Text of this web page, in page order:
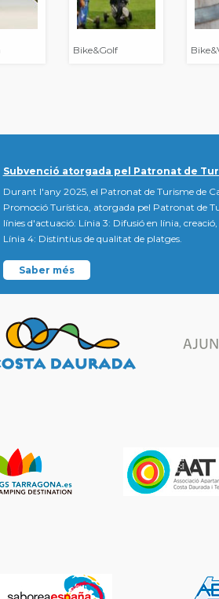
Bike&Golf
Subvenció atorgada pel Patronat de
Durant l'any 2025, el Patronat de Turisme de
Promoció Turística, atorgada pel Patronat de
línies d'actuació: Línia 3: Difusió en línia,
Línia 4: Distintius de qualitat de platges.
Saber més